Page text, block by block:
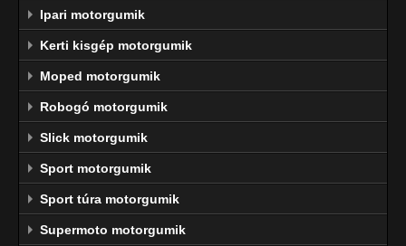
Ipari motorgumik
Kerti kisgép motorgumik
Moped motorgumik
Robogó motorgumik
Slick motorgumik
Sport motorgumik
Sport túra motorgumik
Supermoto motorgumik